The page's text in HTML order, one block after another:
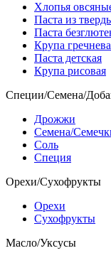
Хлопья
Паста из
Паста
Крупа
Паста детская
Крупа рисовая
Специи/Семена/
Дрожжи
Семена/
Соль
Специя
Орехи/Сухофрукты
Орехи
Сухофрукты
Масло/Уксусы